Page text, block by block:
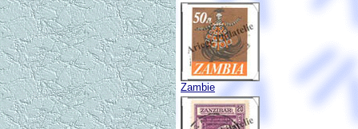
Zambie